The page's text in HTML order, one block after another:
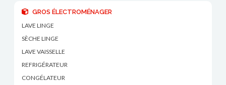
GROS ÉLECTROMÉNAGER
LAVE LINGE
SÈCHE LINGE
LAVE VAISSELLE
REFRIGÉRATEUR
CONGÉLATEUR